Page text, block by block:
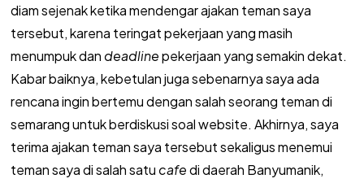
diam sejenak ketika mendengar ajakan teman saya
tersebut, karena teringat pekerjaan yang masih
menumpuk dandeadlinepekerjaan yang semakin dekat.
Kabar baiknya, kebetulan juga sebenarnya saya ada
rencana ingin bertemu dengan salah seorang teman di
semarang untuk berdiskusi soal website. Akhirnya, saya
terima ajakan teman saya tersebut sekaligus menemui
teman saya di salah satu cafedi daerah Banyumanik,